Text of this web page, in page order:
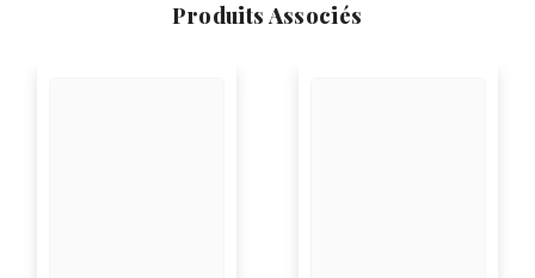
Produits Associés